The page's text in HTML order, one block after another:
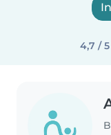
4,7 / 5